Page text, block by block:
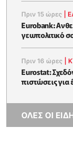
Πριν 15 ώρες
Eurobank:
γεωπολιτικό
Πριν 16 ώρες
Eurostat:
πιστώσεις
ΟΛΕΣ ΟΙ